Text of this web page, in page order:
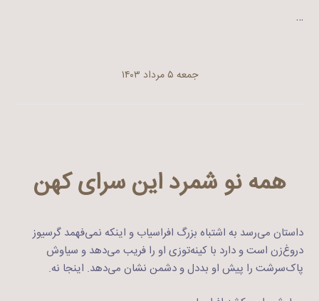
…
جمعه ۵ مرداد ۱۴۰۳
همه نو شمرد این سرای کهن
داستان می‌رسد به اشتباه بزرگ افراسیاب و اینکه نمی‌فهمد گرسیوز
دروغ‌زن است و دارد با کینه‌توزی او را فریب می‌دهد و سیاوش
پاک‌سرشت را پیش او بددل و دشمن نشان می‌دهد. اینجا نه.